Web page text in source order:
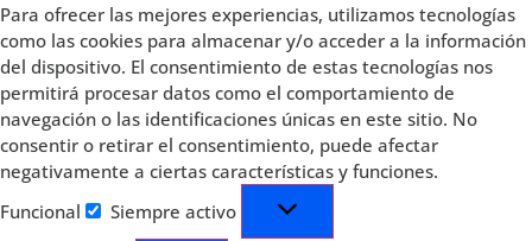
Para ofrecer las mejores experiencias, utilizamos tecnologías
como las cookies para almacenar y/o acceder a la información
del dispositivo. El consentimiento de estas tecnologías nos
permitirá procesar datos como el comportamiento de
navegación o las identificaciones únicas en este sitio. No
consentir o retirar el consentimiento, puede afectar
negativamente a ciertas características y funciones.
Funcional
Siempre activo